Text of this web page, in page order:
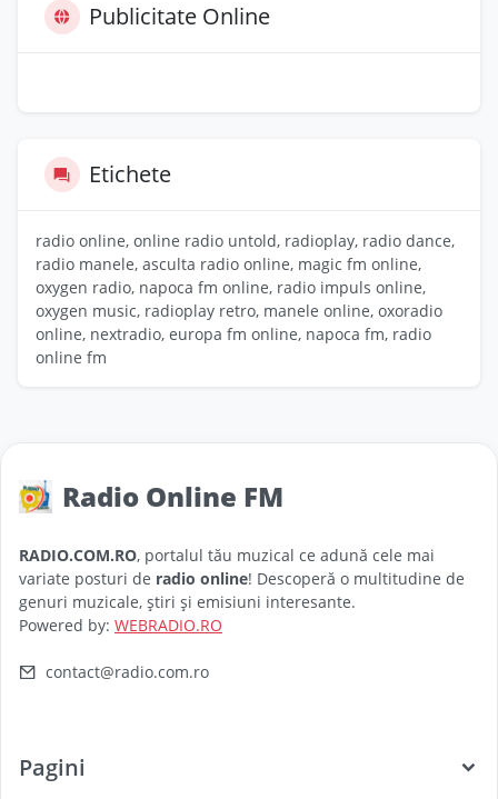
Publicitate Online
Etichete
radio online, online radio untold, radioplay, radio dance,
radio manele, asculta radio online, magic fm online,
oxygen radio, napoca fm online, radio impuls online,
oxygen music, radioplay retro, manele online, oxoradio
online, nextradio, europa fm online, napoca fm, radio
online fm
Radio Online FM
RADIO.COM.RO, portalul tău muzical ce adună cele mai
variate posturi de radio online! Descoperă o multitudine de
genuri muzicale, știri și emisiuni interesante.
Powered by: WEBRADIO.RO
contact@radio.com.ro
Pagini